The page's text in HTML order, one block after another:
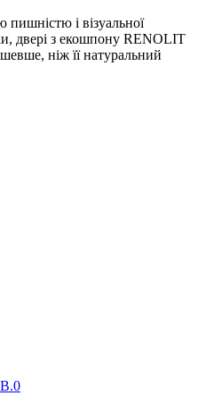
пишністю і візуальної
двері з екошпону RENOLIT
ніж її натуральний